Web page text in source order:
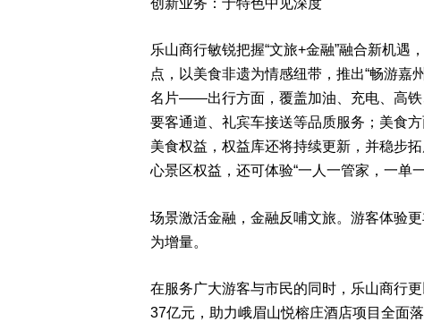
创新业务：于特色中见深度
乐山商行敏锐把握“文旅+金融”融合新机遇
点，以美食非遗为情感纽带，推出“畅游嘉
名片——出行方面，覆盖加油、充电、高铁
要客通道、礼宾车接送等品质服务；美食
美食权益，权益库还将持续更新，并稳步
心景区权益，还可体验“一人一管家，一单
场景激活金融，金融反哺文旅。游客体验
为增量。
在服务广大游客与市民的同时，乐山商行
37亿元，助力峨眉山悦榕庄酒店项目全面